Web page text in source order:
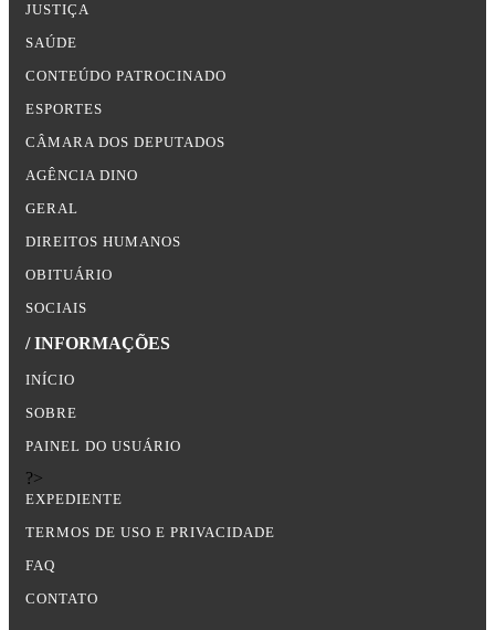
JUSTIÇA
SAÚDE
CONTEÚDO PATROCINADO
ESPORTES
CÂMARA DOS DEPUTADOS
AGÊNCIA DINO
GERAL
DIREITOS HUMANOS
OBITUÁRIO
SOCIAIS
/ INFORMAÇÕES
INÍCIO
SOBRE
PAINEL DO USUÁRIO
?>
EXPEDIENTE
TERMOS DE USO E PRIVACIDADE
FAQ
CONTATO